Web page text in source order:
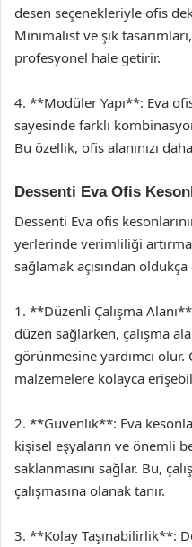
desen seçenekleriyle ofis
Minimalist ve şık
profesyonel hale getirir.
4. **Modüler Yapı**: Eva
sayesinde farklı
Bu özellik, ofis alanınızı
Dessenti Eva Ofis
Dessenti Eva ofis
yerlerinde verimliliği
sağlamak açısından
1. **Düzenli Çalışma
düzen sağlarken, çalışma
görünmesine yardımcı olur.
malzemelere kolayca
2. **Güvenlik**: Eva
kişisel eşyaların ve önemli
saklanmasını sağlar. Bu,
çalışmasına olanak tanır.
3. **Kolay Taşınabilirlik**: